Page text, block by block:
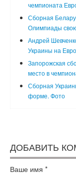
чемпионата
Сборная
Олимпиады
Андрей
Украины на
Запорожская
место в
Сборная
форме. Фото
ДОБАВИТЬ
Ваше имя *